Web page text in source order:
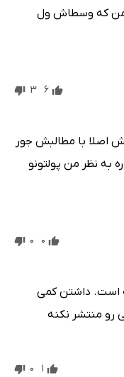
که وسطاش ول
6
3
اصلا با مطالبش جور
به نظر من پولتونو
0
0
است. داشتن کمی
رو منتشر نکنه
1
0